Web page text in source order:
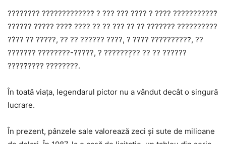
???????? ?????????????̆ ? ??? ??? ???? ? ???? ???????????̆
?????? ????? ????̆ ???? ?? ?? ??? ?? ?? ??????? ??????????
??̂?? ?? ?????, ?? ?? ?????? ????, ? ???? ??????????̆, ??
??????? ????????-?????, ? ???????̦?? ?? ?? ??????
?????̆???? ????????.
În toată viața, legendarul pictor nu a vândut decât o singură
lucrare.
În prezent, pânzele sale valorează zeci și sute de milioane